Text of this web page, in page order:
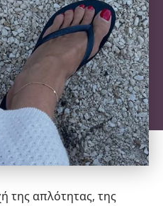
της απλότητας, της